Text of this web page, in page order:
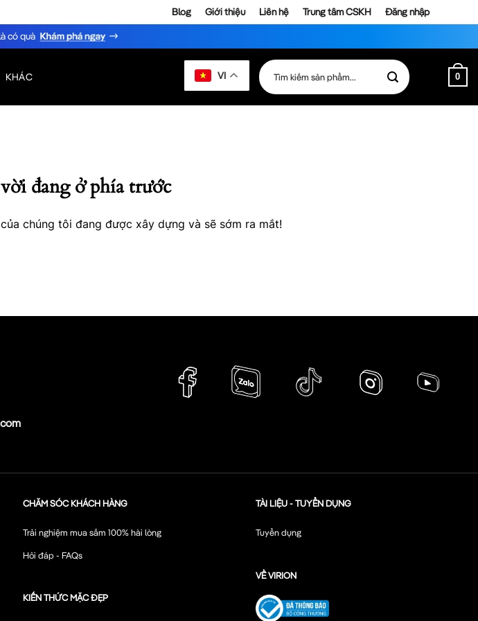
Blog Giới thiệu Liên hệ Trung tâm CSKH
Đăng nhập
có quà
KHÁC VI
Tìm
kiếm:
0
đang ở phía trước
chúng tôi đang được xây dựng và sẽ sớm ra mắt!
CHĂM SÓC KHÁCH HÀNG
Trải nghiệm mua sắm 100% hài lòng
Hỏi đáp - FAQs
KIẾN THỨC MẶC ĐẸP
TÀI LIỆU - TUYỂN DỤNG
Tuyển dụng
VỀ VIRION